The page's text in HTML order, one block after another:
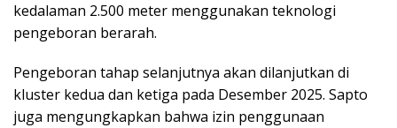
kedalaman 2.500 meter menggunakan teknologi
pengeboran berarah.
Pengeboran tahap selanjutnya akan dilanjutkan di
kluster kedua dan ketiga pada Desember 2025. Sapto
juga mengungkapkan bahwa izin penggunaan